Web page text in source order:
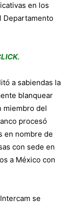
en los
Departamento
a sabiendas la
blanquear
miembro del
procesó
en nombre de
con sede en
a México con
se